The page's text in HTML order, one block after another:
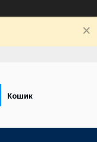
Кошик